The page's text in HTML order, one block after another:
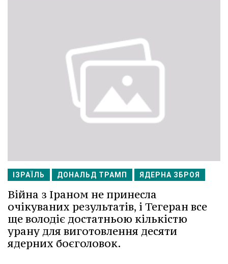
ІЗРАЇЛЬ ДОНАЛЬД ТРАМП ЯДЕРНА ЗБРОЯ
Війна з Іраном не принесла
очікуваних результатів, і Тегеран все
ще володіє достатньою кількістю
урану для виготовлення десяти
ядерних боєголовок.